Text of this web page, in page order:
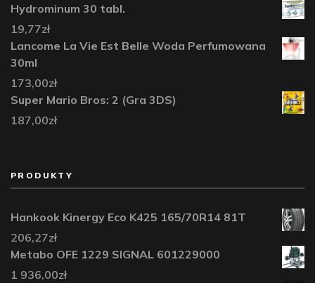
Hydrominum 30 tabl.
19,77zł
Lancome La Vie Est Belle Woda Perfumowana
30ml
173,00zł
Super Mario Bros: 2 (Gra 3DS)
187,00zł
PRODUKTY
Hankook Kinergy Eco K425 165/70R14 81T
206,27zł
Metabo OFE 1229 SIGNAL 601229000
1 936,00zł